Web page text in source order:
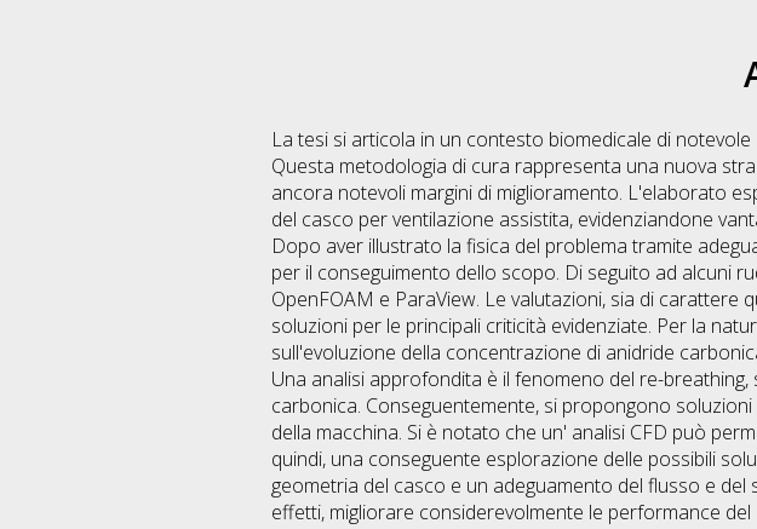
La tesi si articola in un contesto biomedicale di
Questa metodologia di cura rappresenta una nuova
ancora notevoli margini di miglioramento. L'elaborato
del casco per ventilazione assistita, evidenziandone
Dopo aver illustrato la fisica del problema tramite
per il conseguimento dello scopo. Di seguito ad alcuni
OpenFOAM e ParaView. Le valutazioni, sia di
soluzioni per le principali criticità evidenziate. Per la
sull'evoluzione della concentrazione di anidride
Una analisi approfondita è il fenomeno del re-
carbonica. Conseguentemente, si propongono
della macchina. Si è notato che un' analisi CFD può
quindi, una conseguente esplorazione delle possibili
geometria del casco e un adeguamento del flusso e
effetti, migliorare considerevolmente le performance del